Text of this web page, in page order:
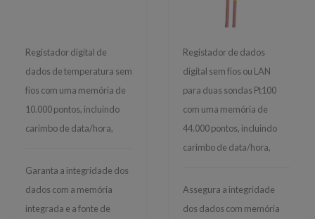
Registador digital de
dados de temperatura sem
fios com uma memória de
10.000 pontos, incluindo
carimbo de data/hora,
Garanta a integridade dos
dados com a memória
integrada e a fonte de
Registador de dados
digital sem fios ou LAN
para duas sondas Pt100
com uma memória de
44.000 pontos, incluindo
carimbo de data/hora,
Assegura a integridade
dos dados com memória